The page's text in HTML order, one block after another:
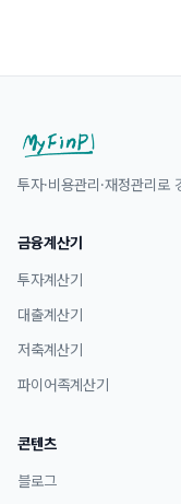
투자·비용관리·재정관리
금융계산기
투자계산기
대출계산기
저축계산기
파이어족계산기
콘텐츠
블로그